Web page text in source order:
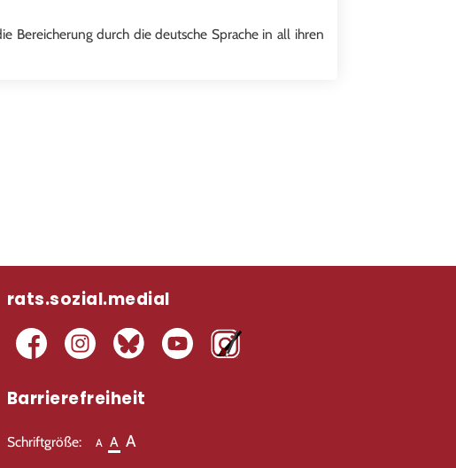
Bereicherung durch die deutsche Sprache in all ihren
rats.sozial.medial
Barrierefreiheit
Schriftgröße: A A A